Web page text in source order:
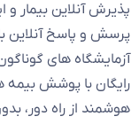
پذیرش آنلاین بیمار و
پرسش و پاسخ آنلاین با
آزمایشگاه های
رایگان با پوشش
هوشمند از راه دور،